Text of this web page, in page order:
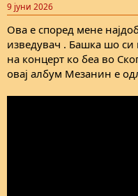
9 јуни 2026
Ова е според мене
изведувач . Башка шо
на концерт ко беа во
овај албум Мезанин е